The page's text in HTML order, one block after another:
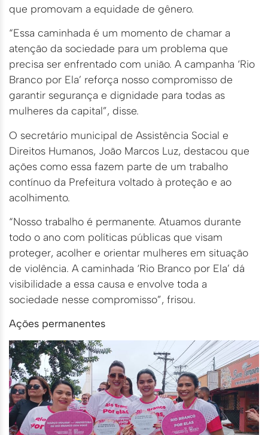
que promovam a equidade de gênero.
“Essa caminhada é um momento de chamar a
atenção da sociedade para um problema que
precisa ser enfrentado com união. A campanha ‘Rio
Branco por Ela’ reforça nosso compromisso de
garantir segurança e dignidade para todas as
mulheres da capital”, disse.
O secretário municipal de Assistência Social e
Direitos Humanos, João Marcos Luz, destacou que
ações como essa fazem parte de um trabalho
contínuo da Prefeitura voltado à proteção e ao
acolhimento.
“Nosso trabalho é permanente. Atuamos durante
todo o ano com políticas públicas que visam
proteger, acolher e orientar mulheres em situação
de violência. A caminhada ‘Rio Branco por Ela’ dá
visibilidade a essa causa e envolve toda a
sociedade nesse compromisso”, frisou.
Ações permanentes